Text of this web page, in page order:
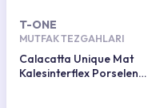
T-ONE
MUTFAK TEZGAHLARI
Calacatta Unique Mat
Kalesinterflex Porselen